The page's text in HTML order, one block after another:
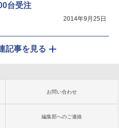
台受注
2014年9月25日
記事を見る
お問い合わせ
編集部へのご連絡